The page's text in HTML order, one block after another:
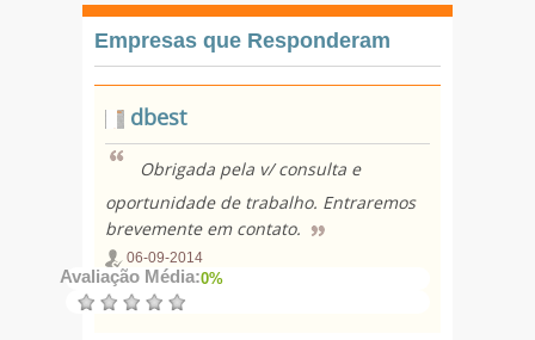
Empresas que Responderam
dbest
Obrigada pela v/ consulta e
oportunidade de trabalho. Entraremos
brevemente em contato.
06-09-2014
Avaliação Média:0%